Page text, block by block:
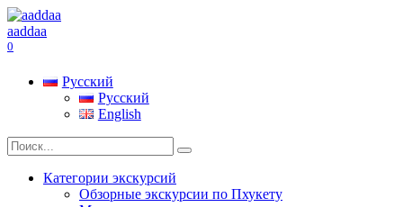
Перейти
к
содержанию
aaddaa
0
Русский
Русский
English
Search
for:
Категории экскурсий
Обзорные экскурсии по Пхукету